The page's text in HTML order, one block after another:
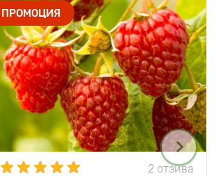
ПРОМОЦИЯ
2 отзива